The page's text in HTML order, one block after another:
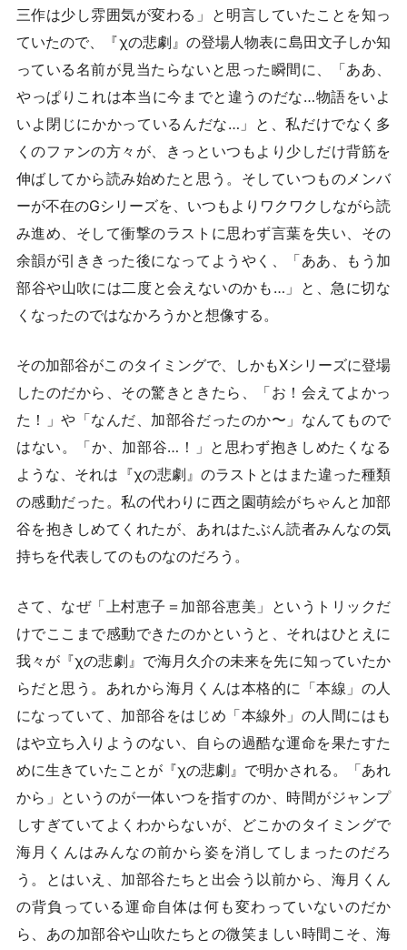
三作は少し雰囲気が変わる」と明言していたことを知っ
ていたので、『χの悲劇』の登場人物表に島田文子しか知
っている名前が見当たらないと思った瞬間に、「ああ、
やっぱりこれは本当に今までと違うのだな…物語をいよ
いよ閉じにかかっているんだな…」と、私だけでなく多
くのファンの方々が、きっといつもより少しだけ背筋を
伸ばしてから読み始めたと思う。そしていつものメンバ
ーが不在のGシリーズを、いつもよりワクワクしながら読
み進め、そして衝撃のラストに思わず言葉を失い、その
余韻が引ききった後になってようやく、「ああ、もう加
部谷や山吹には二度と会えないのかも…」と、急に切な
くなったのではなかろうかと想像する。
その加部谷がこのタイミングで、しかもXシリーズに登場
したのだから、その驚きときたら、「お！会えてよかっ
た！」や「なんだ、加部谷だったのか〜」なんてもので
はない。「か、加部谷…！」と思わず抱きしめたくなる
ような、それは『χの悲劇』のラストとはまた違った種類
の感動だった。私の代わりに西之園萌絵がちゃんと加部
谷を抱きしめてくれたが、あれはたぶん読者みんなの気
持ちを代表してのものなのだろう。
さて、なぜ「上村恵子＝加部谷恵美」というトリックだ
けでここまで感動できたのかというと、それはひとえに
我々が『χの悲劇』で海月久介の未来を先に知っていたか
らだと思う。あれから海月くんは本格的に「本線」の人
になっていて、加部谷をはじめ「本線外」の人間にはも
はや立ち入りようのない、自らの過酷な運命を果たすた
めに生きていたことが『χの悲劇』で明かされる。「あれ
から」というのが一体いつを指すのか、時間がジャンプ
しすぎていてよくわからないが、どこかのタイミングで
海月くんはみんなの前から姿を消してしまったのだろ
う。とはいえ、加部谷たちと出会う以前から、海月くん
の背負っている運命自体は何も変わっていないのだか
ら、あの加部谷や山吹たちとの微笑ましい時間こそ、海